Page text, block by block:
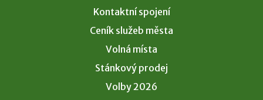
Kontaktní spojení
Ceník služeb města
Volná místa
Stánkový prodej
Volby 2026